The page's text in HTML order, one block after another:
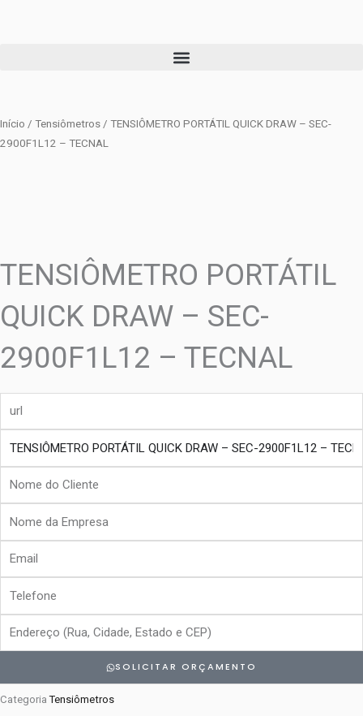
Início / Tensiômetros / TENSIÔMETRO PORTÁTIL QUICK DRAW – SEC-
2900F1L12 – TECNAL
TENSIÔMETRO PORTÁTIL
QUICK DRAW – SEC-
2900F1L12 – TECNAL
Nome
Cliente
Empresa
Email
Endereço
SOLICITAR ORÇAMENTO
Categoria Tensiômetros